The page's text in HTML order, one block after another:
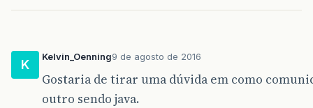
K
Kelvin_Oenning9 de agosto de 2016
Gostaria de tirar uma dúvida em como
outro sendo java.